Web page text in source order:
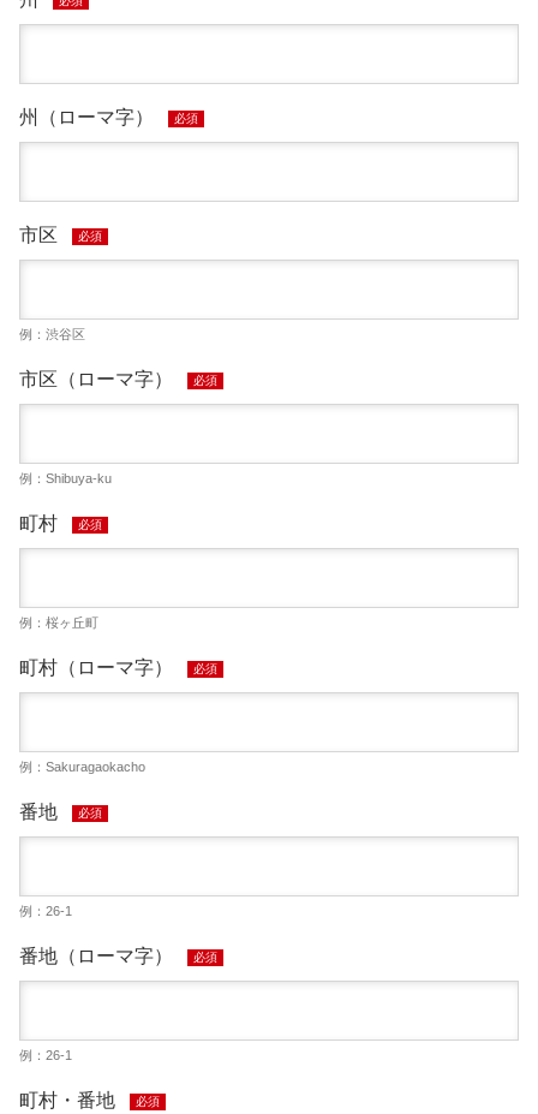
州（ローマ字） 必須
市区 必須
例：渋谷区
市区（ローマ字） 必須
例：Shibuya-ku
町村 必須
例：桜ヶ丘町
町村（ローマ字） 必須
例：Sakuragaokacho
番地 必須
例：26-1
番地（ローマ字） 必須
例：26-1
町村・番地 必須